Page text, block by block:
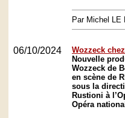
Par Michel LE
06/10/2024
Wozzeck
Nouvelle
Wozzeck de
en scène de
sous la
Rustioni à
Opéra